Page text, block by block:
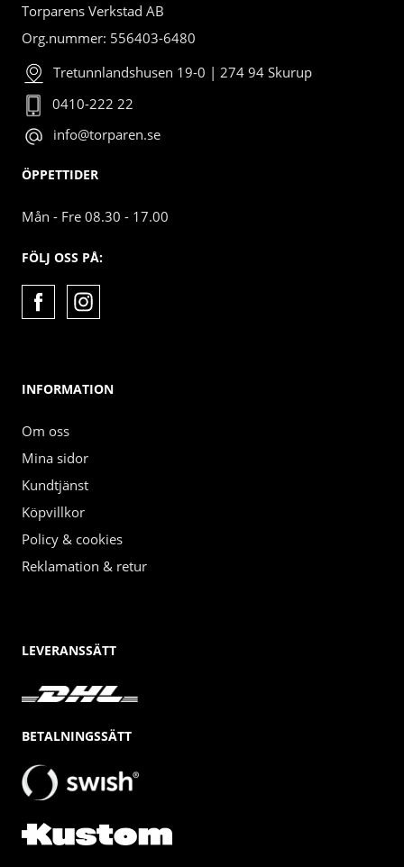
Torparens Verkstad AB
Org.nummer: 556403-6480
Tretunnlandshusen 19-0 | 274 94 Skurup
0410-222 22
info@torparen.se
ÖPPETTIDER
Mån - Fre 08.30 - 17.00
FÖLJ OSS PÅ:
INFORMATION
Om oss
Mina sidor
Kundtjänst
Köpvillkor
Policy & cookies
Reklamation & retur
LEVERANSSÄTT
BETALNINGSSÄTT